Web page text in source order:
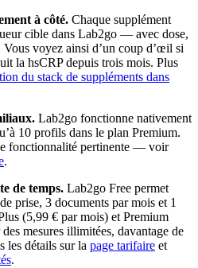
à côté. Chaque supplément
cible dans Lab2go — avec dose,
voyez ainsi d’un coup d’œil si
la hsCRP depuis trois mois. Plus
du stack de suppléments dans
Lab2go fonctionne nativement
10 profils dans le plan Premium.
fonctionnalité pertinente — voir
.
de temps. Lab2go Free permet
prise, 3 documents par mois et 1
(5,99 € par mois) et Premium
mesures illimitées, davantage de
les détails sur la page tarifaire et
.